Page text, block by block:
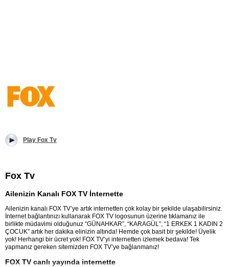
Play Fox Tv
Fox Tv
Ailenizin Kanalı FOX TV İnternette
Ailenizin kanalı FOX TV’ye artık internetten çok kolay bir şekilde ulaşabilirsiniz.
İnternet bağlantınızı kullanarak FOX TV logosunun üzerine tıklamanız ile
birlikte müdavimi olduğunuz “GÜNAHKAR”, “KARAGÜL”, “1 ERKEK 1 KADIN 2
ÇOCUK” artık her dakika elinizin altında! Hemde çok basit bir şekilde! Üyelik
yok! Herhangi bir ücret yok! FOX TV’yi internetten izlemek bedava! Tek
yapmanız gereken sitemizden FOX TV’ye bağlanmanız!
FOX TV canlı yayında internette